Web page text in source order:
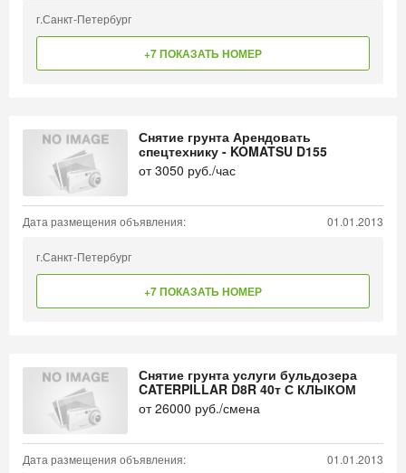
г.Санкт-Петербург
+7 ПОКАЗАТЬ НОМЕР
Снятие грунта Арендовать
спецтехнику - KOMATSU D155
от3050 руб./час
Дата размещения объявления: 01.01.2013
г.Санкт-Петербург
+7 ПОКАЗАТЬ НОМЕР
Снятие грунта услуги бульдозера
CATERPILLAR D8R 40т С КЛЫКОМ
от26000 руб./смена
Дата размещения объявления: 01.01.2013